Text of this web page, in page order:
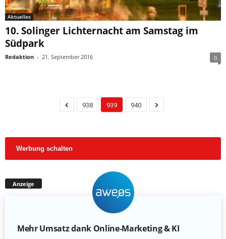
Aktuelles
10. Solinger Lichternacht am Samstag im
Südpark
Redaktion - 21. September 2016 0
938 939 940
Werbung schalten
Anzeige
Mehr Umsatz dank Online-Marketing & KI